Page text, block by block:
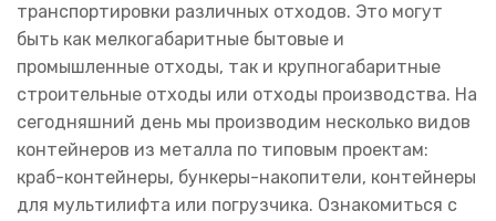
транспортировки различных отходов. Это могут
быть как мелкогабаритные бытовые и
промышленные отходы, так и крупногабаритные
строительные отходы или отходы производства. На
сегодняшний день мы производим несколько видов
контейнеров из металла по типовым проектам:
краб-контейнеры, бункеры-накопители, контейнеры
для мультилифта или погрузчика. Ознакомиться с